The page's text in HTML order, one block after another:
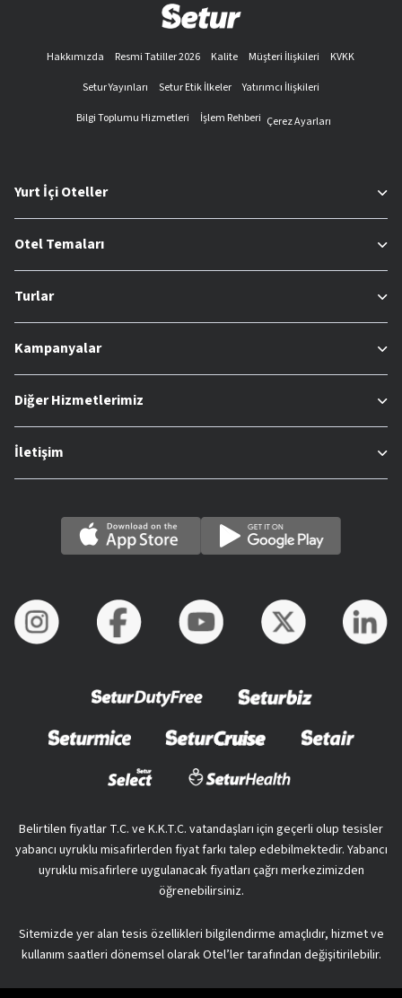
Hakkımızda Resmi Tatiller 2026 Kalite Müşteri İlişkileri
KVKK
Setur Yayınları
Setur Etik İlkeler
Yatırımcı İlişkileri
Bilgi Toplumu Hizmetleri
İşlem Rehberi Çerez Ayarları
Yurt İçi Oteller
Otel Temaları
Turlar
Kampanyalar
Diğer Hizmetlerimiz
İletişim
Belirtilen fiyatlar T.C. ve K.K.T.C. vatandaşları için geçerli olup tesisler
yabancı uyruklu misafirlerden fiyat farkı talep edebilmektedir. Yabancı
uyruklu misafirlere uygulanacak fiyatları çağrı merkezimizden
öğrenebilirsiniz.
Sitemizde yer alan tesis özellikleri bilgilendirme amaçlıdır, hizmet ve
kullanım saatleri dönemsel olarak Otel’ler tarafından değişitirilebilir.